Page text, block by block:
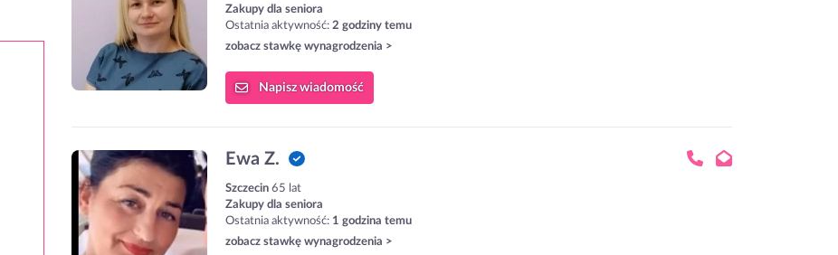
Zakupy dla seniora
Ostatnia aktywność: 2 godziny temu
zobacz stawkę wynagrodzenia >
Napiszwiadomość
Ewa Z.
Szczecin 65 lat
Zakupy dla seniora
Ostatnia aktywność: 1 godzina temu
zobacz stawkę wynagrodzenia >